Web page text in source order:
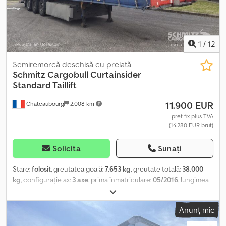
1 / 12
Chateaubourg 2.008 km
Semiremorcă deschisă cu prelată
Schmitz CargobullCurtainsider
Standard Taillift
11.900 EUR
preț fix plus TVA
(14.280 EUR brut)
Solicita Sunați
Stare:folosit, greutatea goală:7.653 kg, greutate totală: 38.000
kg , configurație ax: 3 axe , prima înmatriculare:05/2016 , lungimea
13.620 mm, lățimea spațiului de încărcare:
2.480 mm, înălțime spațiu de încărcare:2.830 mm, volumul
, dimensiunea
albastru, An de fabricație:2016,
Anunț mic